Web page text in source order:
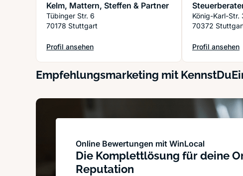
Kelm, Mattern, Steffen & Partner
Tübinger Str. 6
70178 Stuttgart
Profil ansehen
: Kelm, Mattern, Steffen & Partner
König-Karl-Str.
70372
Profil ansehen
: Steuerberater
Empfehlungsmarketing mit
Online Bewertungen mit WinLocal
Die Komplettlösung für deine
Reputation